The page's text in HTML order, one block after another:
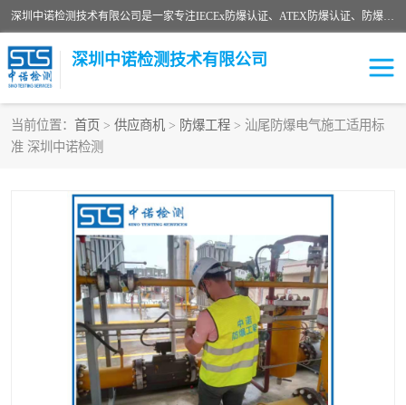
深圳中诺检测技术有限公司是一家专注IECEx防爆认证、ATEX防爆认证、防爆电气检测、防爆合格证、煤安认证等代理机构，可为客户提供从防爆设计、认证、现场检查、工程施工改造、培训等一站式服务。
深圳中诺检测技术有限公司
当前位置： 首页 > 供应商机 > 防爆工程 > 汕尾防爆电气施工适用标
准 深圳中诺检测
ATEX防爆认证
防爆3C认证 现场防爆检测
防爆工程 煤安矿安
IECEx防爆认证 防爆设计
防爆资质证书 各国防爆认证
防爆培训 SIL认证